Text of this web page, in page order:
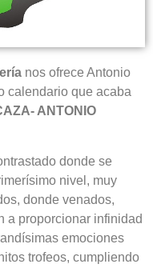
nos ofrece Antonio
calendario que acaba
ANTONIO
donde se
nivel, muy
donde venados,
a proporcionar infinidad
emociones
trofeos, cumpliendo